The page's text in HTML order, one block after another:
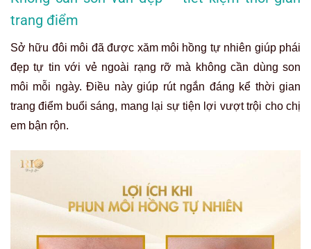
trang điểm
Sở hữu đôi môi đã được xăm môi hồng tự nhiên giúp phái
đẹp tự tin với vẻ ngoài rạng rỡ mà không cần dùng son
môi mỗi ngày. Điều này giúp rút ngắn đáng kể thời gian
trang điểm buổi sáng, mang lại sự tiện lợi vượt trội cho chị
em bận rộn.